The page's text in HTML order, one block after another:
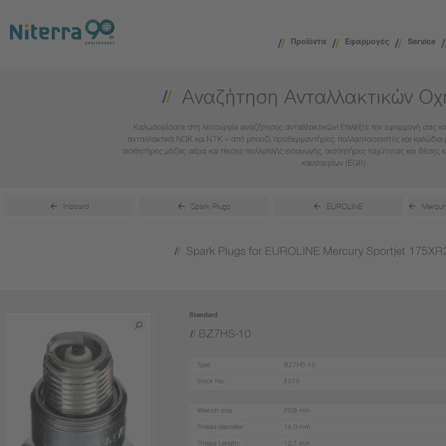
main
navigation
main
content
footer
Προϊόντα Εφαρμογές Service
Αναζήτηση Ανταλλακτικών
Καλωσορίσατε στη λειτουργία αναζήτησης ανταλλακτικών! Επιλέξτε την εφαρμογή σας
ανταλλακτικά NGK και NTK – από μπουζί, προθερμαντήρες, πολλαπλασιαστές και καλώδια
αισθητήρες μάζας αέρα και πίεσης πολλαπλής εισαγωγής, αισθητήρες ταχύτητας και θέσης
καυσαερίων (EGR).
Inboard Spark Plugs EUROLINE
Spark Plugs for EUROLINE Mercury Sportjet
Standard
BZ7HS-10
Type: BZ7HS-10
Stock No.: 3579
Wrench size: 20,8 mm
Thread diameter: 14,0 mm
Thread Length: 12,7 mm